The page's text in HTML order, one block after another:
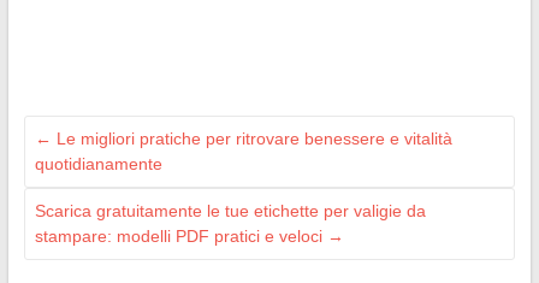
← Le migliori pratiche per ritrovare benessere e vitalità
quotidianamente
Scarica gratuitamente le tue etichette per valigie da
stampare: modelli PDF pratici e veloci →